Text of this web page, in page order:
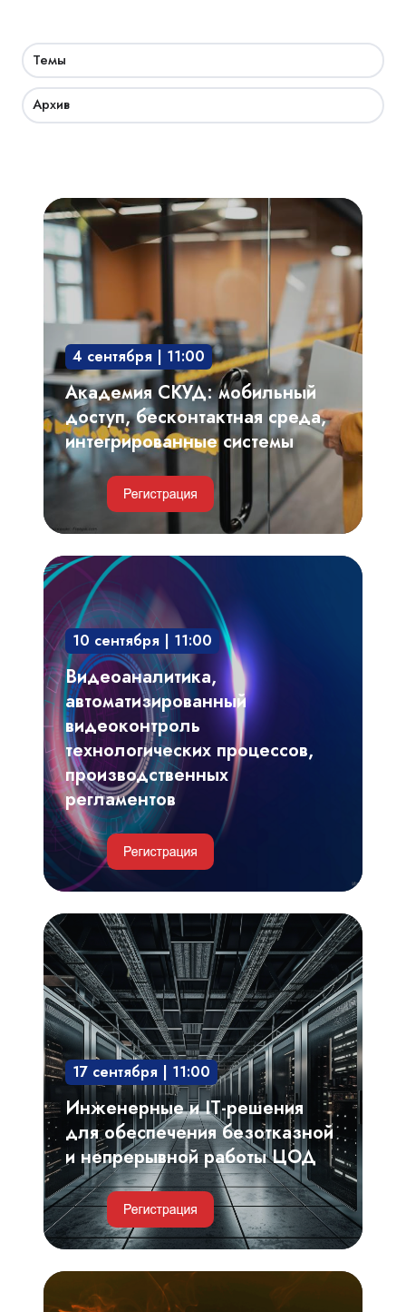
Темы
Архив
Академия
СКУД:
мобильный
доступ,
бесконтактная
интегрированные
системы
4 сентября | 11:00
Академия СКУД: мобильный
доступ, бесконтактная среда,
интегрированные системы
Видеоаналитика,
автоматизированный
видеоконтроль
технологических
процессов,
производственных
регламентов
10 сентября | 11:00
Видеоаналитика,
автоматизированный
видеоконтроль
технологических процессов,
производственных
регламентов
Инженерные
и
IT-
решения
для
обеспечения
безотказной
и
непрерывной
работы
ЦОД
17 сентября | 11:00
Инженерные и IT-решения
для обеспечения безотказной
и непрерывной работы ЦОД
Критерии